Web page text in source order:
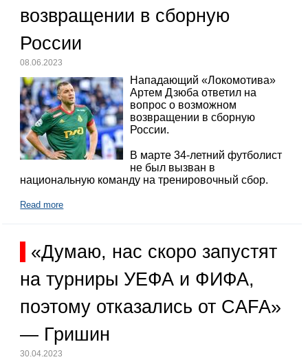
возвращении в сборную
России
08.06.2023
Нападающий «Локомотива»
Артем Дзюба ответил на
вопрос о возможном
возвращении в сборную
России.
В марте 34-летний футболист
не был вызван в
национальную команду на тренировочный сбор.
Read more
«Думаю, нас скоро запустят
на турниры УЕФА и ФИФА,
поэтому отказались от CAFA»
— Гришин
30.04.2023